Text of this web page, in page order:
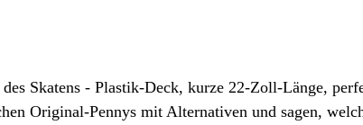
Skatens - Plastik-Deck, kurze 22-Zoll-Länge,
Original-Pennys mit Alternativen und sagen,